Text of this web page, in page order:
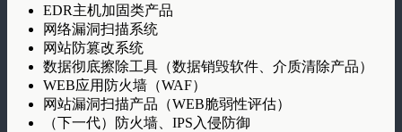
EDR主机加固类产品
网络漏洞扫描系统
网站防篡改系统
数据彻底擦除工具（数据销毁软件、介质清除产品）
WEB应用防火墙（WAF）
网站漏洞扫描产品（WEB脆弱性评估）
（下一代）防火墙、IPS入侵防御